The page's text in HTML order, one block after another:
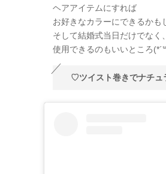
ヘアアイテムにすれば
お好きなカラーにできるか
そして結婚式当日だけでなく
使用できるのもいいところ
♡ツイスト巻きでナチュ